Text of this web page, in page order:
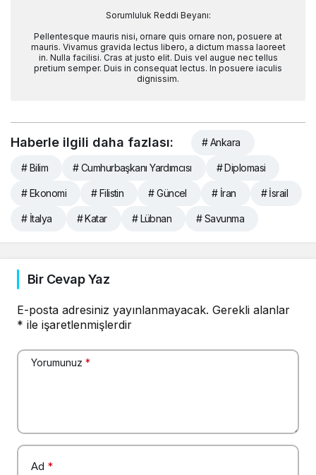
Sorumluluk Reddi Beyanı:
Pellentesque mauris nisi, ornare quis ornare non, posuere at
mauris. Vivamus gravida lectus libero, a dictum massa laoreet
in. Nulla facilisi. Cras at justo elit. Duis vel augue nec tellus
pretium semper. Duis in consequat lectus. In posuere iaculis
dignissim.
Haberle ilgili daha fazlası: # Ankara
# Bilim # Cumhurbaşkanı Yardımcısı # Diplomasi
# Ekonomi # Filistin # Güncel # İran # İsrail
# İtalya # Katar # Lübnan # Savunma
Bir Cevap Yaz
E-posta adresiniz yayınlanmayacak. Gerekli alanlar
* ile işaretlenmişlerdir
Yorumunuz *
Ad *